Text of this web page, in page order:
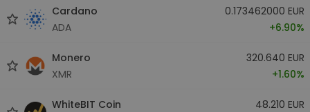
Cardano
ADA
0.173462000 EUR
+6.90%
Monero
XMR
320.640 EUR
+1.60%
WhiteBIT Coin
48.210 EUR